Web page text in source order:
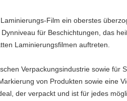
Film ein oberstes
für Beschichtungen, das
Laminierungsfilmen auftreten.
Verpackungsindustrie sowie für
von Produkten sowie eine
der verpackt und ist für jedes